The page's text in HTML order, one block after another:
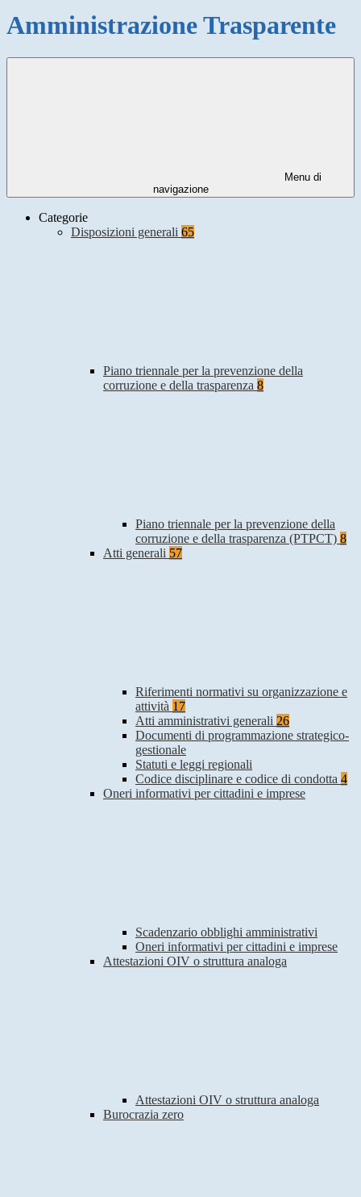
Amministrazione Trasparente
Menu di
navigazione
Categorie
Disposizioni generali 65
Piano triennale per la prevenzione della
corruzione e della trasparenza 8
Piano triennale per la prevenzione della
corruzione e della trasparenza (PTPCT) 8
Atti generali 57
Riferimenti normativi su organizzazione e
attività 17
Atti amministrativi generali 26
Documenti di programmazione strategico-
gestionale
Statuti e leggi regionali
Codice disciplinare e codice di condotta 4
Oneri informativi per cittadini e imprese
Scadenzario obblighi amministrativi
Oneri informativi per cittadini e imprese
Attestazioni OIV o struttura analoga
Attestazioni OIV o struttura analoga
Burocrazia zero